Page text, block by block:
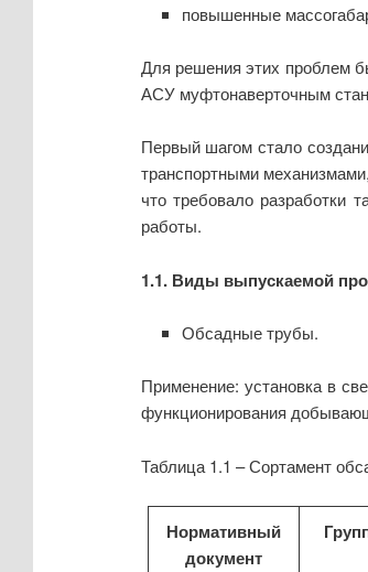
повышенные
Для решения этих проблем
АСУ муфтонаверточным
Первый шагом стало
транспортными
что требовало разработки
работы.
1.1. Виды выпускаемой
Обсадные трубы.
Применение: установка в
функционирования
Таблица 1.1 – Сортамент
Нормативный
документ